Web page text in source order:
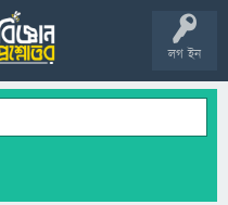
লগ ইন